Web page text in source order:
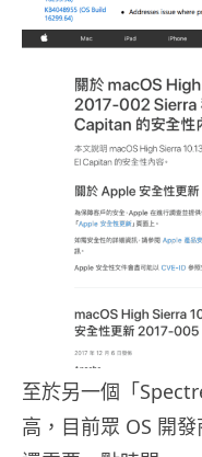
至於另一個「
高，目前眾 OS 開